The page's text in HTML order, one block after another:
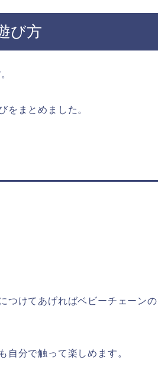
び方
をまとめました。
つけてあげればベビーチェーンの
自分で触って楽しめます。